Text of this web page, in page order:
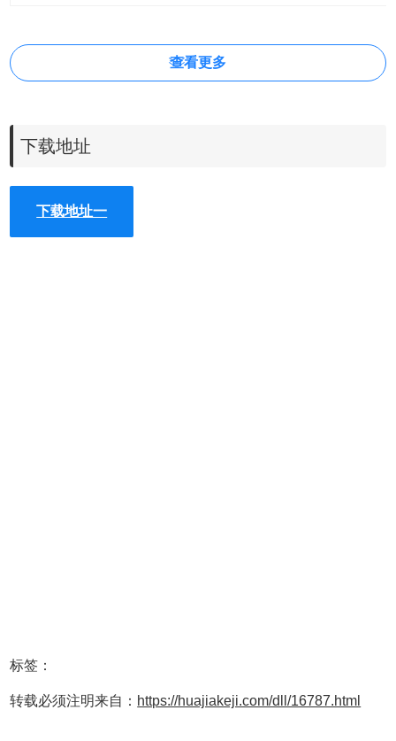
查看更多
下载地址
下载地址一
标签：
转载必须注明来自： https://huajiakeji.com/dll/16787.html